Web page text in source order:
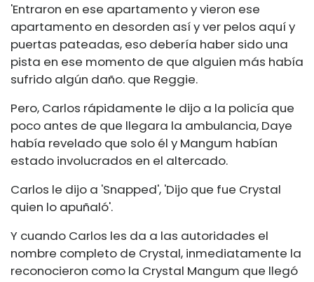
'Entraron en ese apartamento y vieron ese
apartamento en desorden así y ver pelos aquí y
puertas pateadas, eso debería haber sido una
pista en ese momento de que alguien más había
sufrido algún daño. que Reggie.
Pero, Carlos rápidamente le dijo a la policía que
poco antes de que llegara la ambulancia, Daye
había revelado que solo él y Mangum habían
estado involucrados en el altercado.
Carlos le dijo a 'Snapped', 'Dijo que fue Crystal
quien lo apuñaló'.
Y cuando Carlos les da a las autoridades el
nombre completo de Crystal, inmediatamente la
reconocieron como la Crystal Mangum que llegó